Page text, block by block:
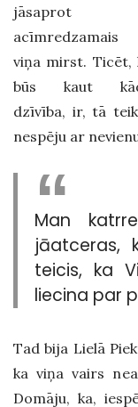
jāsaprot
viņa mirst. Ticēt,
būs kaut
dzīvība, ir, tā
nespēju ar
Man
jāatceras,
teicis, ka
liecina par
Tad bija Lielā
ka viņa vairs
Domāju, ka,